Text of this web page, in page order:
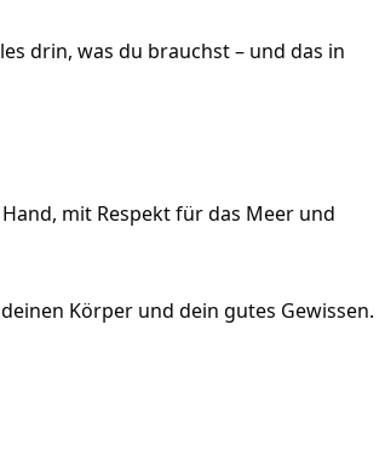
drin, was du brauchst – und das in
mit Respekt für das Meer und
Körper und dein gutes Gewissen.